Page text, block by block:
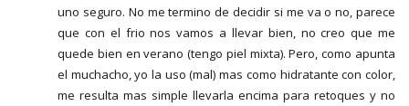
uno seguro. No me termino de decidir si me va o no, parece
que con el frio nos vamos a llevar bien, no creo que me
quede bien en verano (tengo piel mixta). Pero, como apunta
el muchacho, yo la uso (mal) mas como hidratante con color,
me resulta mas simple llevarla encima para retoques y no